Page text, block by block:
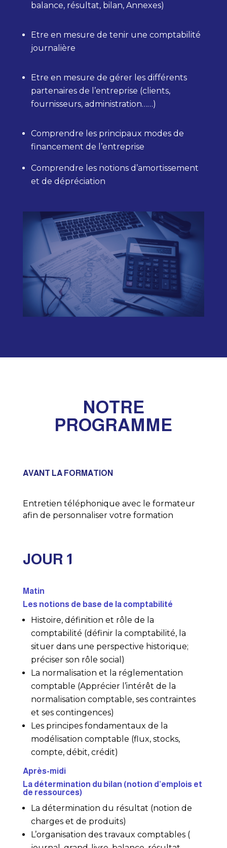
balance, résultat, bilan, Annexes)
Etre en mesure de tenir une comptabilité
journalière
Etre en mesure de gérer les différents
partenaires de l’entreprise (clients,
fournisseurs, administration……)
Comprendre les principaux modes de
financement de l’entreprise
Comprendre les notions d’amortissement
et de dépréciation
NOTRE
PROGRAMME
AVANT LA FORMATION
Entretien téléphonique avec le formateur
afin de personnaliser votre formation
JOUR 1
Matin
Les notions de base de la comptabilité
Histoire, définition et rôle de la
comptabilité (définir la comptabilité, la
situer dans une perspective historique;
préciser son rôle social)
La normalisation et la réglementation
comptable (Apprécier l’intérêt de la
normalisation comptable, ses contraintes
et ses contingences)
Les principes fondamentaux de la
modélisation comptable (flux, stocks,
compte, débit, crédit)
Après-midi
La détermination du bilan (notion d’emplois et
de ressources)
La détermination du résultat (notion de
charges et de produits)
L’organisation des travaux comptables (